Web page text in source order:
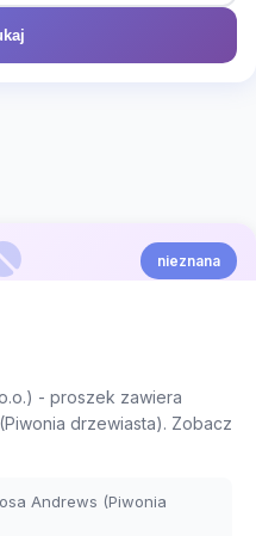
nieznana
- proszek zawiera
drzewiasta). Zobacz
Andrews (Piwonia